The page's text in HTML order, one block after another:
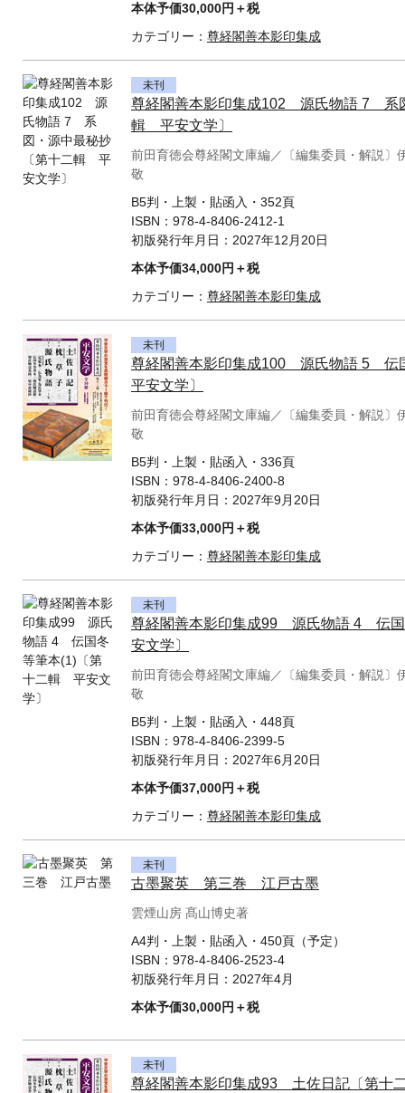
本体予価30,000円＋税
カテゴリー： 尊経閣善本影印集成
未刊
尊経閣善本影印集成102 源氏物語 7 系
輯 平安文学〕
前田育徳会尊経閣文庫編／〔編集委員・解説〕
敬
B5判・上製・貼函入・352頁
ISBN： 978-4-8406-2412-1
初版発行年月日： 2027年12月20日
本体予価34,000円＋税
カテゴリー： 尊経閣善本影印集成
未刊
尊経閣善本影印集成100 源氏物語 5
平安文学〕
前田育徳会尊経閣文庫編／〔編集委員・解説〕
敬
B5判・上製・貼函入・336頁
ISBN： 978-4-8406-2400-8
初版発行年月日： 2027年9月20日
本体予価33,000円＋税
カテゴリー： 尊経閣善本影印集成
未刊
尊経閣善本影印集成99 源氏物語 4 伝
安文学〕
前田育徳会尊経閣文庫編／〔編集委員・解説〕
敬
B5判・上製・貼函入・448頁
ISBN： 978-4-8406-2399-5
初版発行年月日： 2027年6月20日
本体予価37,000円＋税
カテゴリー： 尊経閣善本影印集成
未刊
古墨聚英 第三巻 江戸古墨
雲煙山房 髙山博史著
A4判・上製・貼函入・450頁（予定）
ISBN： 978-4-8406-2523-4
初版発行年月日： 2027年4月
本体予価30,000円＋税
未刊
尊経閣善本影印集成93 土佐日記〔第十